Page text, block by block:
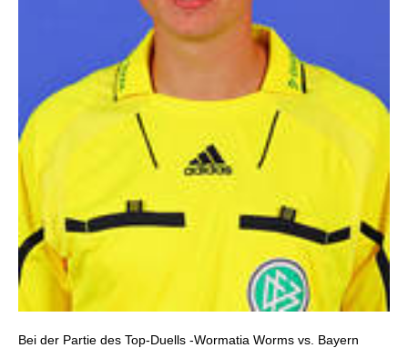
Bei der Partie des Top-Duells -Wormatia Worms vs. Bayern